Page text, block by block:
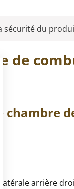
sécurité du
de
chambre
arrière